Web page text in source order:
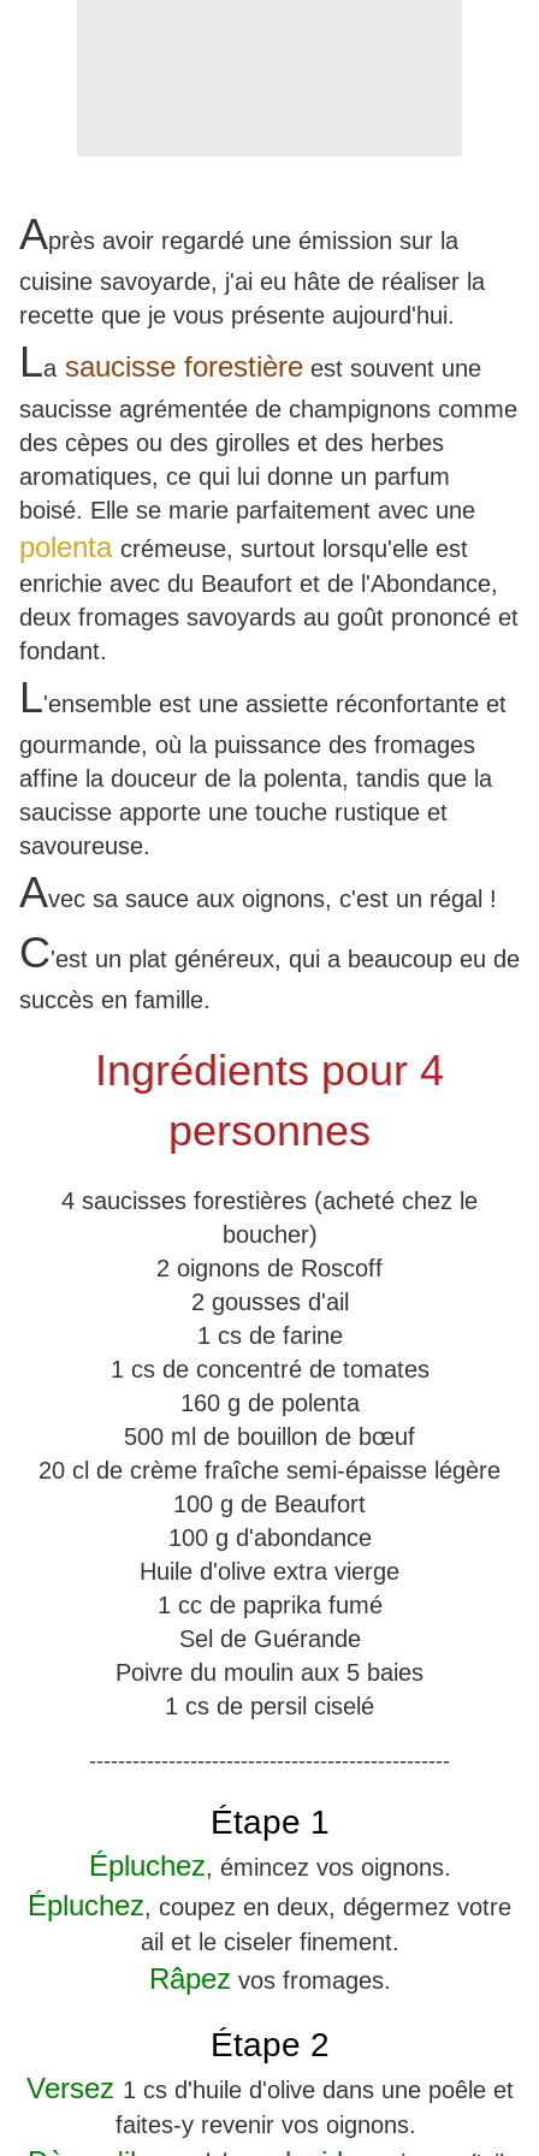
Après avoir regardé une émission sur la
cuisine savoyarde, j'ai eu hâte de réaliser la
recette que je vous présente aujourd'hui.
La saucisse forestière est souvent une
saucisse agrémentée de champignons comme
des cèpes ou des girolles et des herbes
aromatiques, ce qui lui donne un parfum
boisé. Elle se marie parfaitement avec une
polenta crémeuse, surtout lorsqu'elle est
enrichie avec du Beaufort et de l'Abondance,
deux fromages savoyards au goût prononcé et
fondant.
L'ensemble est une assiette réconfortante et
gourmande, où la puissance des fromages
affine la douceur de la polenta, tandis que la
saucisse apporte une touche rustique et
savoureuse.
Avec sa sauce aux oignons, c'est un régal !
C'est un plat généreux, qui a beaucoup eu de
succès en famille.
Ingrédients pour 4
personnes
4 saucisses forestières (acheté chez le
boucher)
2 oignons de Roscoff
2 gousses d'ail
1 cs de farine
1 cs de concentré de tomates
160 g de polenta
500 ml de bouillon de bœuf
20 cl de crème fraîche semi-épaisse légère
100 g de Beaufort
100 g d'abondance
Huile d'olive extra vierge
1 cc de paprika fumé
Sel de Guérande
Poivre du moulin aux 5 baies
1 cs de persil ciselé
--------------------------------------------------
Étape 1
Épluchez, émincez vos oignons.
Épluchez, coupez en deux, dégermez votre
ail et le ciseler finement.
Râpez vos fromages.
Étape 2
Versez 1 cs d'huile d'olive dans une poêle et
faites-y revenir vos oignons.